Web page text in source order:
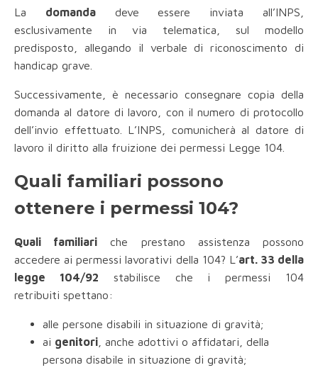
La domandadeve essere inviata all’INPS,
esclusivamente in via telematica, sul modello
predisposto, allegando il verbale di riconoscimento di
handicap grave.
Successivamente, è necessario consegnare copia della
domanda al datore di lavoro, con il numero di protocollo
dell’invio effettuato. L’INPS, comunicherà al datore di
lavoro il diritto alla fruizione dei permessi Legge 104.
Quali familiari possono
ottenere i permessi 104?
Quali familiari che prestano assistenza possono
accedere ai permessi lavorativi della 104? L’art. 33 della
legge 104/92 stabilisce che i permessi 104
retribuiti spettano:
alle persone disabili in situazione di gravità;
ai genitori , anche adottivi o affidatari, della
persona disabile in situazione di gravità;